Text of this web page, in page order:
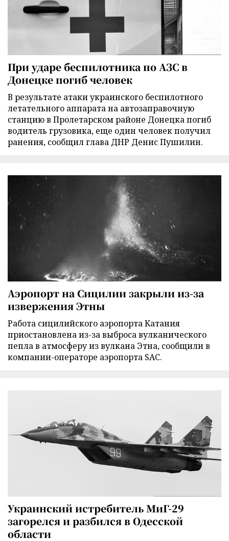
При ударе беспилотника по АЗС в
Донецке погиб человек
В результате атаки украинского беспилотного
летательного аппарата на автозаправочную
станцию в Пролетарском районе Донецка погиб
водитель грузовика, еще один человек получил
ранения, сообщил глава ДНР Денис Пушилин.
Аэропорт на Сицилии закрыли из-за
извержения Этны
Работа сицилийского аэропорта Катания
приостановлена из-за выброса вулканического
пепла в атмосферу из вулкана Этна, сообщили в
компании-операторе аэропорта SAC.
Украинский истребитель МиГ-29
загорелся и разбился в Одесской
области